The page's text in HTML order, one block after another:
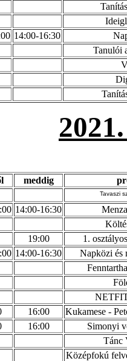
14:00-16:30
Tanulói
meddig
Tavaszi
14:00-16:30
19:00
1.
14:00-16:30
Napközi és
16:00
Kukamese -
16:00
Simonyi
Tánc
Középfokú